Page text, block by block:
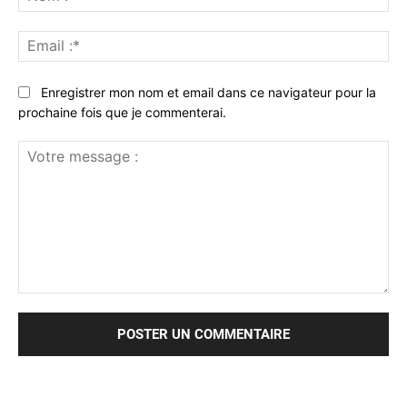
:*
:*
Enregistrer mon nom et email dans ce navigateur pour la
prochaine fois que je commenterai.